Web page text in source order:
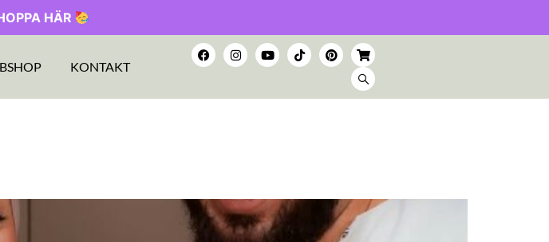
HÄR
KONTAKT